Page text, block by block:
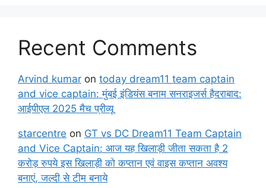
Recent Comments
Arvind kumar on today dream11 team captain
and vice captain: मुंबई इंडियंस बनाम सनराइजर्स हैदराबाद:
आईपीएल 2025 मैच प्रीव्यू
starcentre on GT vs DC Dream11 Team Captain
and Vice Captain: आज यह खिलाड़ी जीता सकता है 2
करोड़ रुपये इस खिलाड़ी को कप्तान एवं वाइस कप्तान अवश्य
बनाएं, जल्दी से टीम बनाये